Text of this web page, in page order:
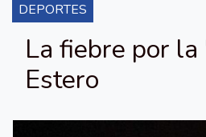
DEPORTES
La fiebre por
Estero